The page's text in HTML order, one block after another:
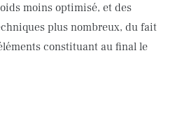
moins optimisé, et des
plus nombreux, du fait
constituant au final le